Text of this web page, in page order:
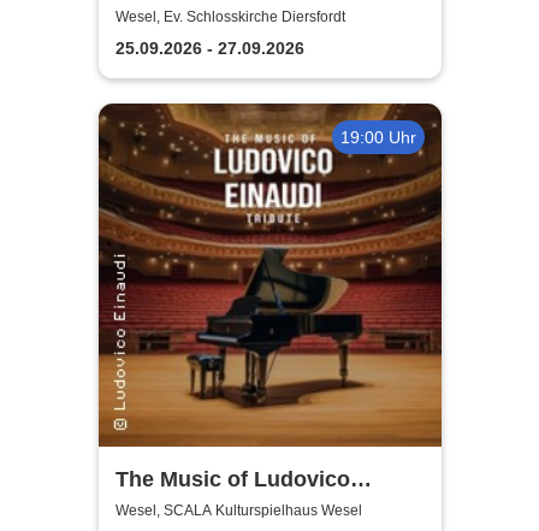
Festival
Wesel, Ev. Schlosskirche Diersfordt
25.09.2026 - 27.09.2026
19:00 Uhr
The Music of Ludovico
Einaudi: Tribute-
Wesel, SCALA Kulturspielhaus Wesel